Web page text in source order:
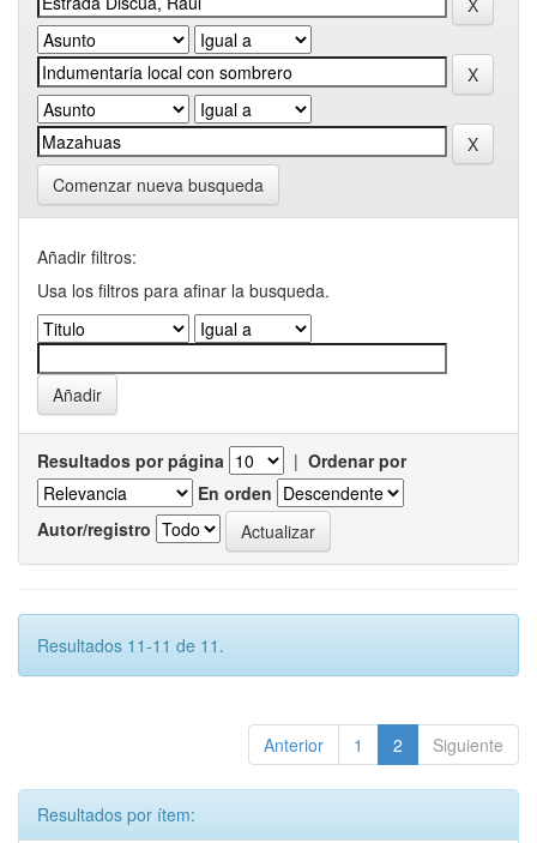
Comenzar nueva busqueda
Añadir filtros:
Usa los filtros para afinar la busqueda.
Resultados por página | Ordenar por
En orden
Autor/registro
Resultados 11-11 de 11.
Anterior 1 2 Siguiente
Resultados por ítem: